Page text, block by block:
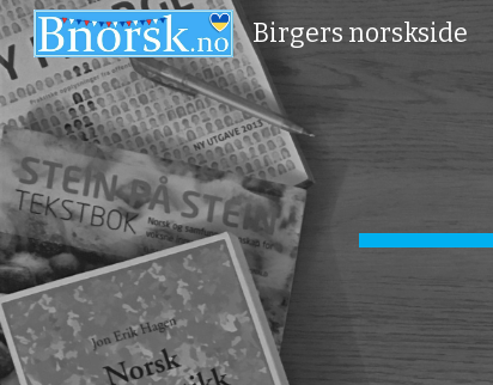
Birgers norskside